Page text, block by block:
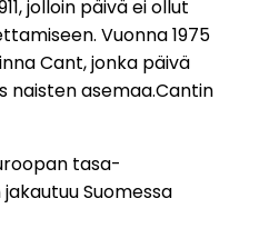
jolloin päivä ei ollut
Vuonna 1975
Cant, jonka päivä
naisten asemaa.Cantin
tasa-
Suomessa